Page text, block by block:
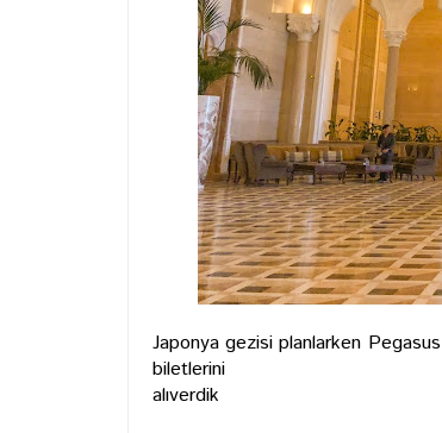
Japonya gezisi planlarken
biletlerini
alıverdik